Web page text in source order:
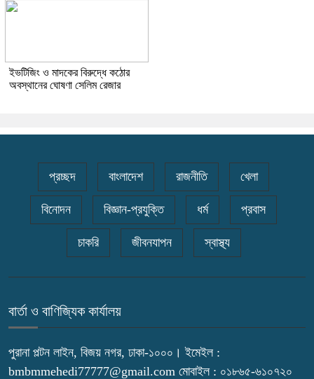
ইভটিজিং ও মাদকের বিরুদ্ধে কঠোর
অবস্থানের ঘোষণা সেলিম রেজার
প্রচ্ছদ বাংলাদেশ রাজনীতি খেলা
বিনোদন বিজ্ঞান-প্রযুক্তি ধর্ম প্রবাস
চাকরি জীবনযাপন স্বাস্থ্য
বার্তা ও বাণিজ্যিক কার্যালয়
পুরানা পল্টন লাইন, বিজয় নগর, ঢাকা-১০০০। ইমেইল :
bmbmmehedi77777@gmail.com মোবাইল : ০১৮৬৫-৬১০৭২০